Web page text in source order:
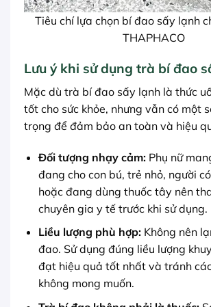
Tiêu chí lựa chọn bí đao sấy lạnh
THAPHACO
Lưu ý khi sử dụng trà bí đao
Mặc dù trà bí đao sấy lạnh là thức
tốt cho sức khỏe, nhưng vẫn có một
trọng để đảm bảo an toàn và hiệu
Đối tượng nhạy cảm:Phụ nữ
đang cho con bú, trẻ nhỏ, người
hoặc đang dùng thuốc tây nên
chuyên gia y tế trước khi sử dụng.
Liều lượng phù hợp:Không nên
đao. Sử dụng đúng liều lượng
đạt hiệu quả tốt nhất và tránh
không mong muốn.